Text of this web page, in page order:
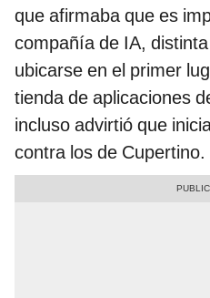
que afirmaba que es
compañía de IA,
ubicarse en el primer
tienda de aplicaciones
incluso advirtió que
contra los de Cupertino.